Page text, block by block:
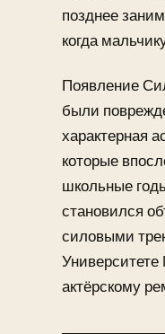
позднее
когда
Появление
были
характерная
которые
школьные
становился
силовыми
актёрскому